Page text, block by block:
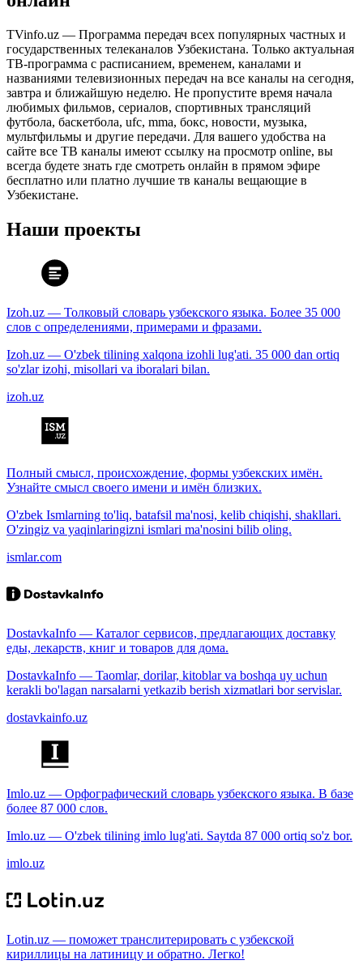
TVinfo.uz — Программа передач всех популярных частных и
государственных телеканалов Узбекистана. Только актуальная
ТВ-программа с расписанием, временем, каналами и
названиями телевизионных передач на все каналы на сегодня,
завтра и ближайшую неделю. Не пропустите время начала
любимых фильмов, сериалов, спортивных трансляций
футбола, баскетбола, ufc, mma, бокс, новости, музыка,
мультфильмы и другие передачи. Для вашего удобства на
сайте все ТВ каналы имеют ссылку на просмотр online, вы
всегда будете знать где смотреть онлайн в прямом эфире
бесплатно или платно лучшие тв каналы вещающие в
Узбекистане.
Наши проекты
Izoh.uz — Толковый словарь узбекского языка. Более 35 000
слов с определениями, примерами и фразами.
Izoh.uz — O'zbek tilining xalqona izohli lug'ati. 35 000 dan ortiq
so'zlar izohi, misollari va iboralari bilan.
izoh.uz
Полный смысл, происхождение, формы узбекских имён.
Узнайте смысл своего имени и имён близких.
O'zbek Ismlarning to'liq, batafsil ma'nosi, kelib chiqishi, shakllari.
O'zingiz va yaqinlaringizni ismlari ma'nosini bilib oling.
ismlar.com
DostavkaInfo — Каталог сервисов, предлагающих доставку
еды, лекарств, книг и товаров для дома.
DostavkaInfo — Taomlar, dorilar, kitoblar va boshqa uy uchun
kerakli bo'lagan narsalarni yetkazib berish xizmatlari bor servislar.
dostavkainfo.uz
Imlo.uz — Орфографический словарь узбекского языка. В базе
более 87 000 слов.
Imlo.uz — O'zbek tilining imlo lug'ati. Saytda 87 000 ortiq so'z bor.
imlo.uz
Lotin.uz — поможет транслитерировать с узбекской
кириллицы на латиницу и обратно. Легко!